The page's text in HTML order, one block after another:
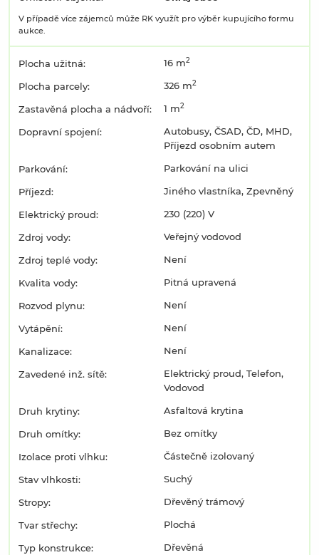
V případě více zájemců může RK využít pro výběr kupujícího formu
aukce.
Plocha užitná: 16 m2
Plocha parcely: 326 m2
Zastavěná plocha a nádvoří: 1 m2
Dopravní spojení:
Autobusy, ČSAD, ČD, MHD,
Příjezd osobním autem
Parkování: Parkování na ulici
Příjezd: Jiného vlastníka, Zpevněný
Elektrický proud: 230 (220) V
Zdroj vody: Veřejný vodovod
Zdroj teplé vody: Není
Kvalita vody: Pitná upravená
Rozvod plynu: Není
Vytápění: Není
Kanalizace: Není
Zavedené inž. sítě:
Elektrický proud, Telefon,
Vodovod
Druh krytiny: Asfaltová krytina
Druh omítky: Bez omítky
Izolace proti vlhku: Částečně izolovaný
Stav vlhkosti: Suchý
Stropy: Dřevěný trámový
Tvar střechy: Plochá
Typ konstrukce: Dřevěná